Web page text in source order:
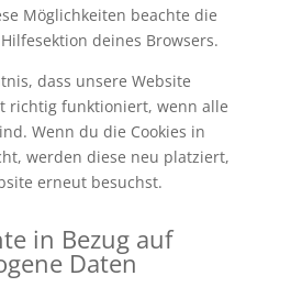
Möglichkeiten beachte die
deines Browsers.
dass unsere Website
richtig funktioniert, wenn alle
Wenn du die Cookies in
werden diese neu platziert,
erneut besuchst.
in Bezug auf
Daten